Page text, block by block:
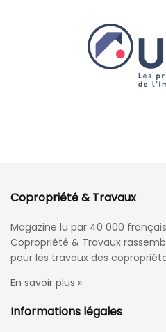
Copropriété & Travaux
Magazine lu par 40 000
Copropriété & Travaux
pour les travaux des
En savoir plus »
Informations légales